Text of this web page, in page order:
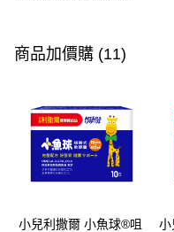
信用卡一次付款
LINE Pay
Apple Pay
街口支付
悠遊付
商品加價購 (11)
小兒利撒爾 小魚球®咀
小